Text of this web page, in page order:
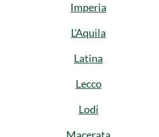
Imperia
L'Aquila
Latina
Lecco
Lodi